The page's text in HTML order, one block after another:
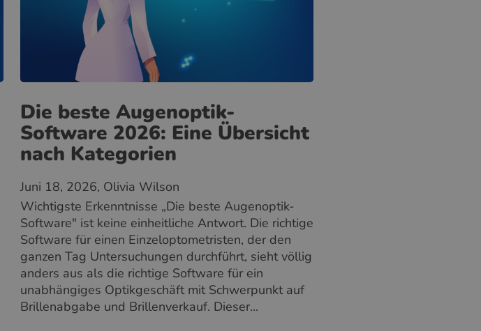
Die beste Augenoptik-
Software 2026: Eine Übersicht
nach Kategorien
Juni 18, 2026, Olivia Wilson
Wichtigste Erkenntnisse „Die beste Augenoptik-
Software" ist keine einheitliche Antwort. Die richtige
Software für einen Einzeloptometristen, der den
ganzen Tag Untersuchungen durchführt, sieht völlig
anders aus als die richtige Software für ein
unabhängiges Optikgeschäft mit Schwerpunkt auf
Brillenabgabe und Brillenverkauf. Dieser...